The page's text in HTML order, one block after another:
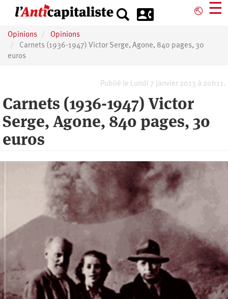
principal
⎋ ☰
Opinions
Opinions
Carnets (1936-1947) Victor Serge, Agone, 840 pages, 30
euros
Publié le Lundi 7 janvier 2013 à 20h11.
Carnets (1936-1947) Victor
Serge, Agone, 840 pages, 30
euros